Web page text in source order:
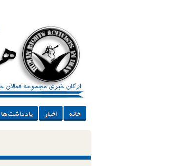
خانه اخبار یادداشت ها